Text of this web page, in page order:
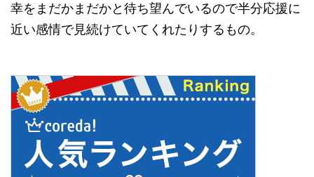
幸をまだかまだかと待ち望んでいるので半分応援に
近い感情で見続けていてくれたりするもの。